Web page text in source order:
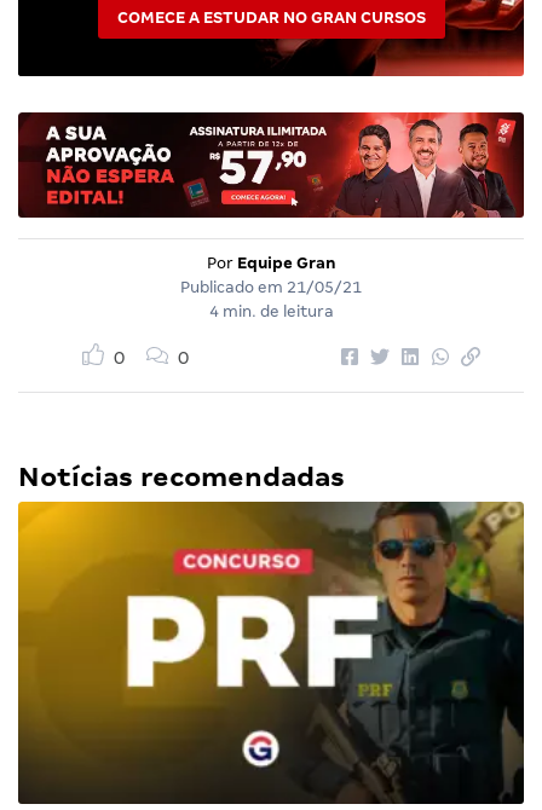
COMECE A ESTUDAR NO GRAN CURSOS
Por Equipe Gran
Publicado em 21/05/21
4 min. de leitura
0 0
Notícias recomendadas